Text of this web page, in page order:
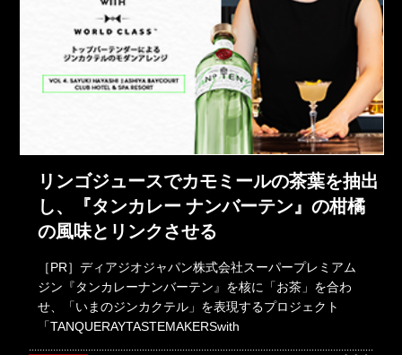
リンゴジュースでカモミールの茶葉を抽出
し、『タンカレー ナンバーテン』の柑橘
の風味とリンクさせる
［PR］ディアジオジャパン株式会社スーパープレミアム
ジン『タンカレーナンバーテン』を核に「お茶」を合わ
せ、「いまのジンカクテル」を表現するプロジェクト
「TANQUERAYTASTEMAKERSwith